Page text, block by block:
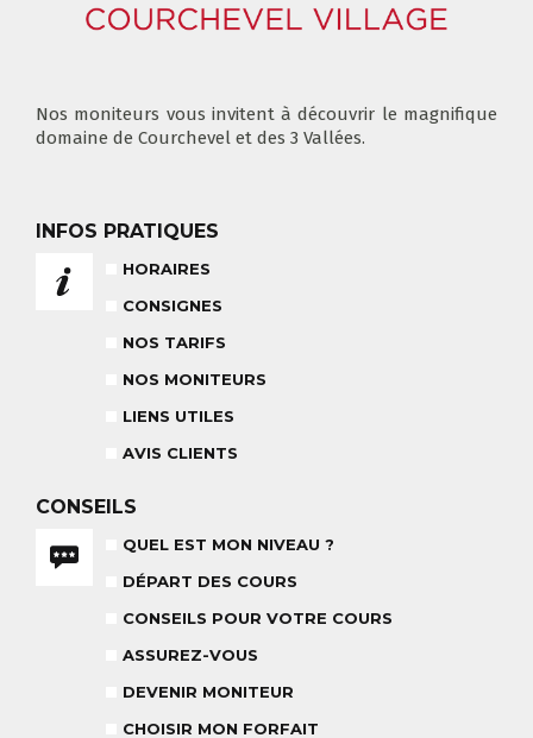
NOS TARIFS
POUR CET HIVER
NOS MONITEURS
CONSEILS POUR VOTRE COURS
CONSEILS AUX PARENTS
CARRÉ NEIGE
RÉSULTAT DES TESTS
18 MOIS À 3 ANS
COURS DE SKI ENFANTS & TEAM
ETOILES
COURS PRIVÉ JOURNÉE
À PARTIR DE 670€
Nos moniteurs vous invitent à découvrir le magnifique
domaine de Courchevel et des 3 Vallées.
INFOS PRATIQUES
HORAIRES
CONSIGNES
NOS TARIFS
NOS MONITEURS
LIENS UTILES
AVIS CLIENTS
CONSEILS
QUEL EST MON NIVEAU ?
DÉPART DES COURS
CONSEILS POUR VOTRE COURS
ASSUREZ-VOUS
DEVENIR MONITEUR
CHOISIR MON FORFAIT